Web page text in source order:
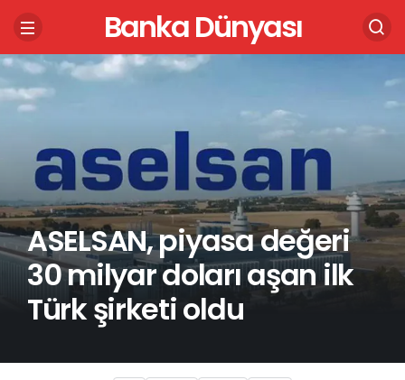
Banka Dünyası
ASELSAN, piyasa değeri
30 milyar doları aşan ilk
Türk şirketi oldu